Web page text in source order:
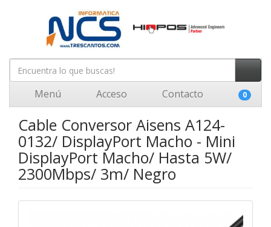
Menú Acceso Contacto 0
Cable Conversor Aisens A124-
0132/ DisplayPort Macho - Mini
DisplayPort Macho/ Hasta 5W/
2300Mbps/ 3m/ Negro